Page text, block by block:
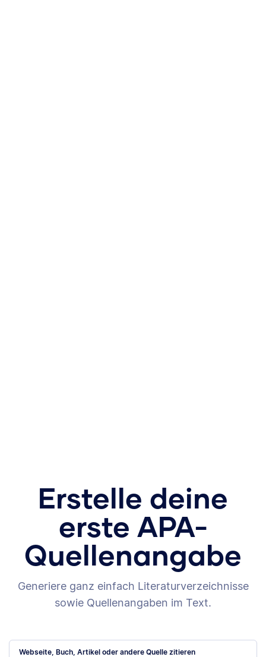
Erstelle deine
erste APA-
Quellenangabe
Generiere ganz einfach Literaturverzeichnisse
sowie Quellenangaben im Text.
Webseite, Buch, Artikel oder andere Quelle zitieren